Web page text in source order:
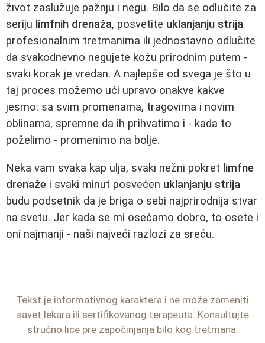
život zaslužuje pažnju i negu. Bilo da se odlučite za
seriju limfnih drenaža, posvetite uklanjanju strija
profesionalnim tretmanima ili jednostavno odlučite
da svakodnevno negujete kožu prirodnim putem -
svaki korak je vredan. A najlepše od svega je što u
taj proces možemo ući upravo onakve kakve
jesmo: sa svim promenama, tragovima i novim
oblinama, spremne da ih prihvatimo i - kada to
poželimo - promenimo na bolje.
Neka vam svaka kap ulja, svaki nežni pokret limfne
drenaže i svaki minut posvećen uklanjanju strija
budu podsetnik da je briga o sebi najprirodnija stvar
na svetu. Jer kada se mi osećamo dobro, to osete i
oni najmanji - naši najveći razlozi za sreću.
Tekst je informativnog karaktera i ne može zameniti
savet lekara ili sertifikovanog terapeuta. Konsultujte
stručno lice pre započinjanja bilo kog tretmana.